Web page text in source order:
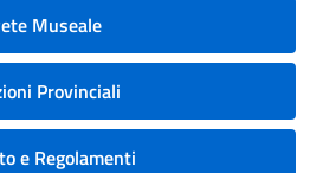
Museale
Provinciali
e Regolamenti